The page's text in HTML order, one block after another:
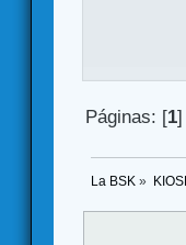
Páginas: [1
La BSK »